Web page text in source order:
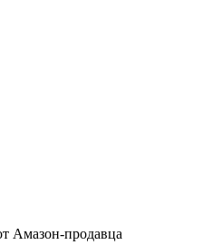
Амазон-продавца